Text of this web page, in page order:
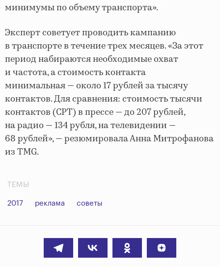
минимумы по объему транспорта».
Эксперт советует проводить кампанию
в транспорте в течение трех месяцев. «За этот
период набираются необходимые охват
и частота, а стоимость контакта
минимальная — около 17 рублей за тысячу
контактов. Для сравнения: стоимость тысячи
контактов (CPT) в прессе — до 207 рублей,
на радио — 134 рубля, на телевидении —
68 рублей», — резюмировала Анна Митрофанова
из TMG.
ТЕМЫ
2017 реклама советы